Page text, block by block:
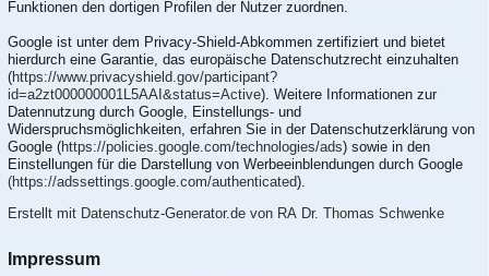
Funktionen den dortigen Profilen der Nutzer zuordnen.
Google ist unter dem Privacy-Shield-Abkommen zertifiziert und bietet
hierdurch eine Garantie, das europäische Datenschutzrecht einzuhalten
(https://www.privacyshield.gov/participant?
id=a2zt000000001L5AAI&status=Active). Weitere Informationen zur
Datennutzung durch Google, Einstellungs- und
Widerspruchsmöglichkeiten, erfahren Sie in der Datenschutzerklärung von
Google (https://policies.google.com/technologies/ads) sowie in den
Einstellungen für die Darstellung von Werbeeinblendungen durch Google
(https://adssettings.google.com/authenticated).
Erstellt mit Datenschutz-Generator.de von RA Dr. Thomas Schwenke
Impressum